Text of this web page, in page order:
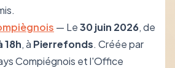
— Le30 juin 2026, de
18h, à Pierrefonds. Créée par
Compiégnois et l'Office